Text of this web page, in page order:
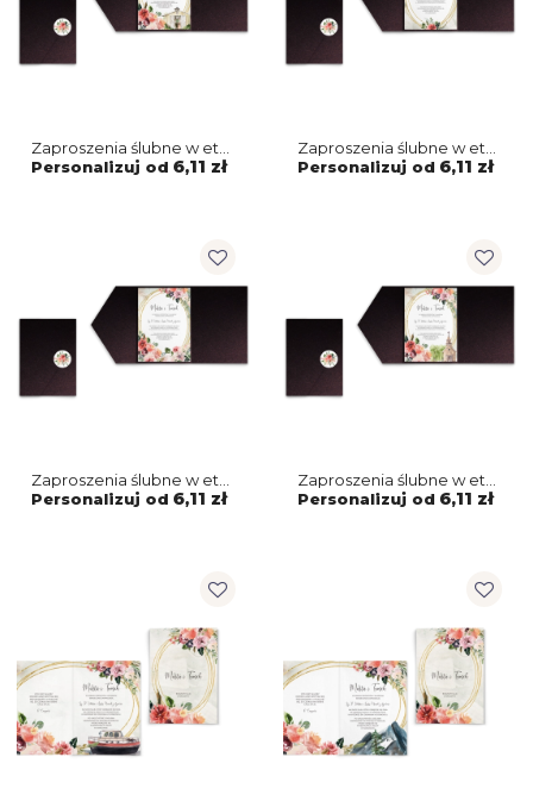
Zaproszenia ślubne w etui
Spring Love - motyw 4
Personalizuj od 6,11 zł
Zaproszenia ślubne w etui
Spring Love - motyw 3
Personalizuj od 6,11 zł
Zaproszenia ślubne w etui
Spring Love - motyw 2
Personalizuj od 6,11 zł
Zaproszenia ślubne w etui
Spring Love - motyw 1
Personalizuj od 6,11 zł